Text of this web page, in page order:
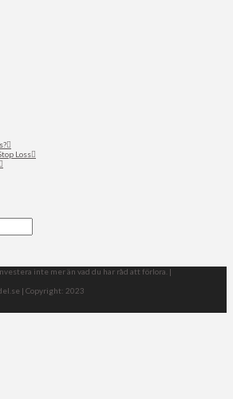
Loss
inte mer än vad du har råd att förlora. |
| Copyright: 2023